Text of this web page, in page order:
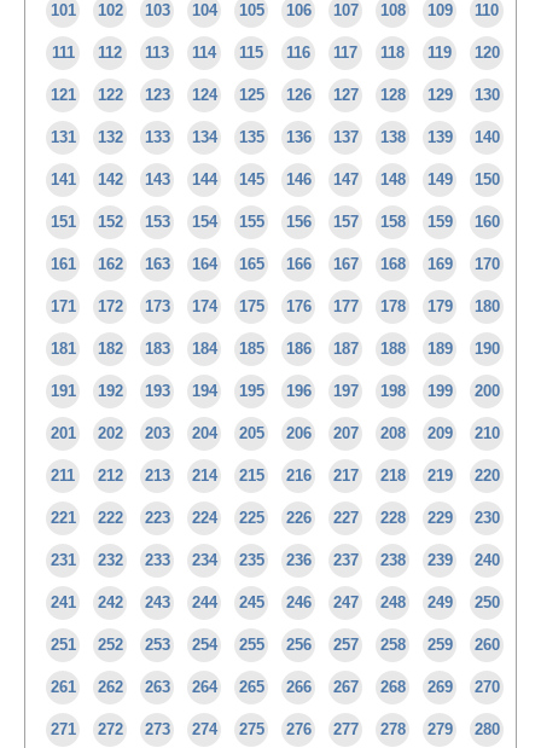
101 102 103 104 105 106 107 108 109 110
111 112 113 114 115 116 117 118 119 120
121 122 123 124 125 126 127 128 129 130
131 132 133 134 135 136 137 138 139 140
141 142 143 144 145 146 147 148 149 150
151 152 153 154 155 156 157 158 159 160
161 162 163 164 165 166 167 168 169 170
171 172 173 174 175 176 177 178 179 180
181 182 183 184 185 186 187 188 189 190
191 192 193 194 195 196 197 198 199 200
201 202 203 204 205 206 207 208 209 210
211 212 213 214 215 216 217 218 219 220
221 222 223 224 225 226 227 228 229 230
231 232 233 234 235 236 237 238 239 240
241 242 243 244 245 246 247 248 249 250
251 252 253 254 255 256 257 258 259 260
261 262 263 264 265 266 267 268 269 270
271 272 273 274 275 276 277 278 279 280